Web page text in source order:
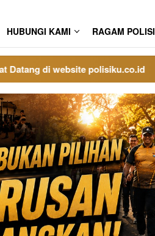
HUBUNGI KAMI RAGAM POLISI
di website polisiku.co.id